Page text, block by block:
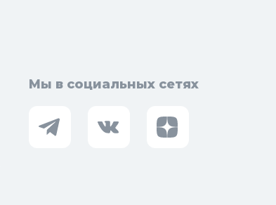
Мы в социальных сетях